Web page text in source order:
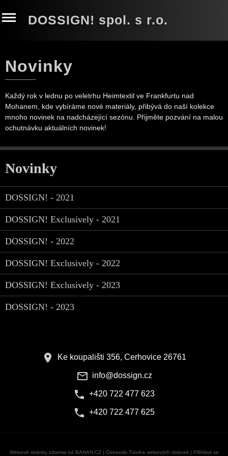
DOSSIGN! spol. s r.o.
Novinky
Každý rok v lednu po veletrhu Heimtextil ve Frankfurtu nad
Mohanem, kde vybíráme nové materiály, přibývá do naší kolekce
mnoho novinek na nadcházející sezónu. Přijměte pozvání na malou
ochutnávku aktuálních novinek!
Novinky
DOSSIGN! - 2021
DOSSIGN! Exclusively - 2021
DOSSIGN! - 2022
DOSSIGN! Exclusively - 2022
DOSSIGN! Exclusively - 2023
DOSSIGN! - 2023
Ke koupališti 356, Cerhovice 26761
info@dossign.cz
+420 722 477 623
+420 722 477 625
Webové stránky zdarma od BANAN.CZ| Ostravski Tvorba webových stránek | Přihlásit se